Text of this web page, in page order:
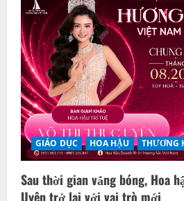
g
a
t
i
o
n
GIÁO DỤC HOA HẬU THƯƠNG
Sau thời gian vắng bóng, Hoa
Uyên trở lại với vai trò mới